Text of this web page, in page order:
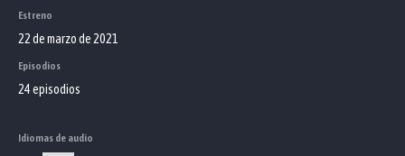
Estreno
22 de marzo de 2021
Episodios
24 episodios
Idiomas de audio